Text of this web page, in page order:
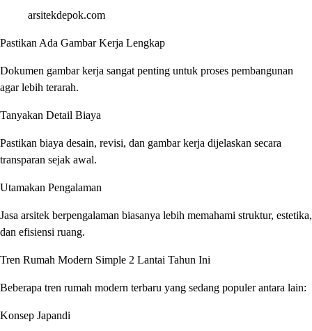
arsitekdepok.com
Pastikan Ada Gambar Kerja Lengkap
Dokumen gambar kerja sangat penting untuk proses pembangunan
agar lebih terarah.
Tanyakan Detail Biaya
Pastikan biaya desain, revisi, dan gambar kerja dijelaskan secara
transparan sejak awal.
Utamakan Pengalaman
Jasa arsitek berpengalaman biasanya lebih memahami struktur, estetika,
dan efisiensi ruang.
Tren Rumah Modern Simple 2 Lantai Tahun Ini
Beberapa tren rumah modern terbaru yang sedang populer antara lain:
Konsep Japandi